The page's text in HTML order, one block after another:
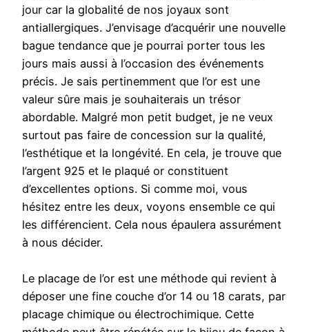
jour car la globalité de nos joyaux sont
antiallergiques. J’envisage d’acquérir une nouvelle
bague tendance que je pourrai porter tous les
jours mais aussi à l’occasion des événements
précis. Je sais pertinemment que l’or est une
valeur sûre mais je souhaiterais un trésor
abordable. Malgré mon petit budget, je ne veux
surtout pas faire de concession sur la qualité,
l’esthétique et la longévité. En cela, je trouve que
l’argent 925 et le plaqué or constituent
d’excellentes options. Si comme moi, vous
hésitez entre les deux, voyons ensemble ce qui
les différencient. Cela nous épaulera assurément
à nous décider.
Le placage de l’or est une méthode qui revient à
déposer une fine couche d’or 14 ou 18 carats, par
placage chimique ou électrochimique. Cette